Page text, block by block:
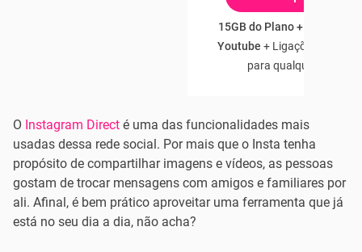
15GB do Plano + 3GB
Youtube + Ligações e SMS
para qualquer
O Instagram Direct é uma das funcionalidades mais
usadas dessa rede social. Por mais que o Insta tenha
propósito de compartilhar imagens e vídeos, as pessoas
gostam de trocar mensagens com amigos e familiares por
ali. Afinal, é bem prático aproveitar uma ferramenta que já
está no seu dia a dia, não acha?